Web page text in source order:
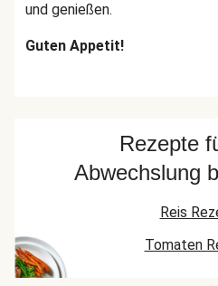
und genießen.
Guten Appetit!
Rezepte
Abwechslung
Reis
Tomaten